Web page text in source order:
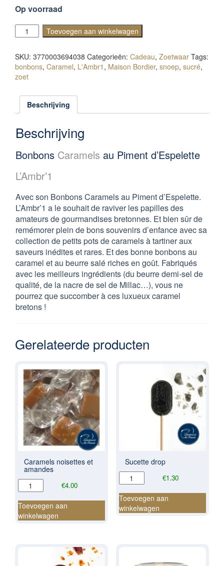
Op voorraad
Caramels
au
d'Espelette
aantal
Toevoegen aan winkelwagen
SKU: 3770003694038 Categorieën: Cadeau, Zoetwaar Tags:
bonbons, Caramel, L'Ambr1 , Maison Bordier, snoep, sucré,
zoet
Beschrijving
Beschrijving
Bonbons Caramels au Piment d’Espelette
L’Ambr’1
Avec son Bonbons Caramels au Piment d’Espelette.
L’Ambr’1 a le souhait de raviver les papilles des
amateurs de gourmandises bretonnes. Et bien sûr de
remémorer plein de bons souvenirs d’enfance avec sa
collection de petits pots de caramels à tartiner aux
saveurs inédites et rares. Et des bonne bonbons au
caramel et au beurre salé riches en goût. Fabriqués
avec les meilleurs ingrédients (du beurre demi-sel de
qualité, de la nacre de sel de Millac…), vous ne
pourrez que succomber à ces luxueux caramel
bretons !
Gerelateerde producten
Caramels noisettes et
amandes
€4.00
Caramels
noisettes
et
amandes
aantal
Toevoegen aan
winkelwagen
Sucette drop
€1.30
Sucette
drop
aantal
Toevoegen aan
winkelwagen